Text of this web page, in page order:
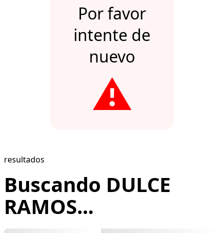
Por favor
intente de
nuevo
⚠️
resultados
Buscando DULCE
RAMOS...